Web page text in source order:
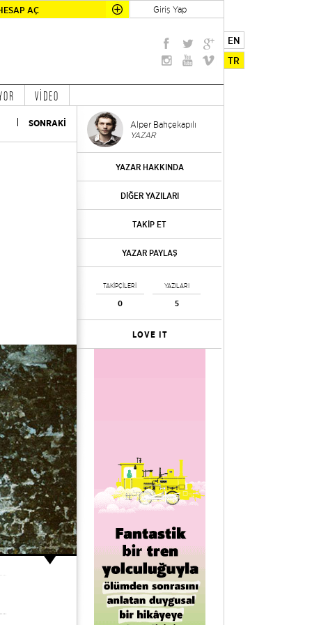
AÇ Giriş Yap
EN
TR
VİDEO
SONRAKİ Alper Bahçekapılı
YAZAR
YAZAR HAKKINDA
DİĞER YAZILARI
TAKİP ET
YAZAR PAYLAŞ
TAKİPÇİLERİ
0
YAZILARI
5
LOVE IT